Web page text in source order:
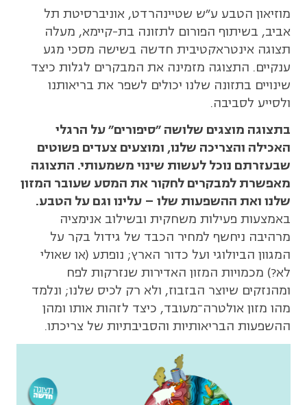
מוזיאון הטבע ע"ש שטיינהרדט, אוניברסיטת תל
אביב, בשיתוף הפורום לתזונה בת-קיימא, מעלה
תצוגה אינטראקטיבית חדשה בשישה מסכי מגע
ענקיים. התצוגה מזמינה את המבקרים לגלות כיצד
שינויים בתזונה שלנו יכולים לשפר את בריאותנו
ולסייע לסביבה.
בתצוגה מוצגים שלושה "סיפורים" על הרגלי
האכילה והצריכה שלנו, ומוצעים צעדים פשוטים
שבעזרתם נוכל לעשות שינוי משמעותי. התצוגה
מאפשרת למבקרים לחקור את המסע שעובר המזון
שלנו ואת ההשפעות שלו – עלינו וגם על הטבע.
באמצעות פעילות משחקית ובשילוב אנימציה
מרהיבה ניחשף למחיר הכבד של גידול בקר על
המגוון הביולוגי ועל כדור הארץ; נופתע (או שאולי
לא?) מכמויות המזון האדירות שנזרקות לפח
ומהנזקים שיוצר הבזבוז, ולא רק לכיס שלנו; ונלמד
מהו מזון אולטרה־מעובד, כיצד לזהות אותו ומהן
ההשפעות הבריאותיות והסביבתיות של צריכתו.